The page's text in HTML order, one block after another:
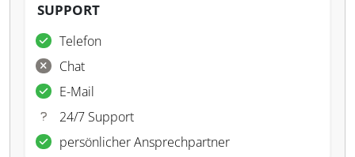
SUPPORT
Telefon
Chat
E-Mail
24/7 Support
persönlicher Ansprechpartner